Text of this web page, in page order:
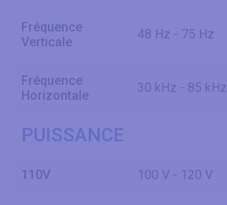
Fréquence
Verticale
48 Hz - 75 Hz
Fréquence
Horizontale
30 kHz - 85 kHz
PUISSANCE
110V 100 V - 120 V